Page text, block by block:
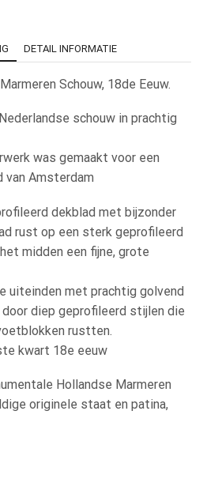
DETAIL INFORMATIE
Schouw, 18de Eeuw.
schouw in prachtig
was gemaakt voor een
van Amsterdam
dekblad met bijzonder
rust op een sterk geprofileerd
midden een fijne, grote
uiteinden met prachtig golvend
diep geprofileerd stijlen die
rustten.
kwart 18e eeuw
Hollandse Marmeren
originele staat en patina,